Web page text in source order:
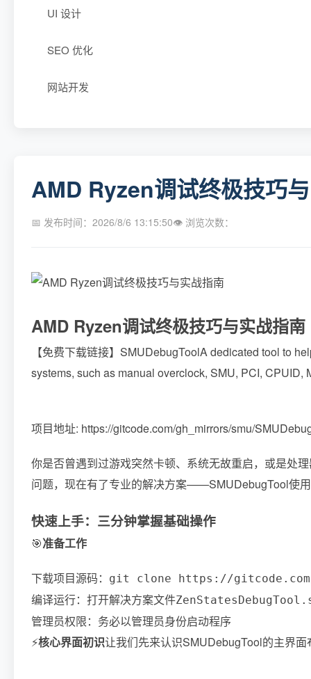
UI 设计
SEO 优化
网站开发
AMD Ryzen调试终极技巧
📅 发布时间：2026/8/6 13:15:50👁 浏览次数：
AMD Ryzen调试终极技巧与实战指南
【免费下载链接】SMUDebugToolA dedicated tool to
systems, such as manual overclock, SMU, PCI, CPUID,
项目地址: https://gitcode.com/gh_mirrors/smu/
你是否曾遇到过游戏突然卡顿、系统无故重启，或是处
问题，现在有了专业的解决方案——SMUDebugTool使
快速上手：三分钟掌握基础操作
🎯准备工作
下载项目源码： git clone https://gitcode.com/
编译运行：打开解决方案文件
管理员权限：务必以管理员身份启动程序
⚡核心界面初识让我们先来认识SMUDebugTool的主界面